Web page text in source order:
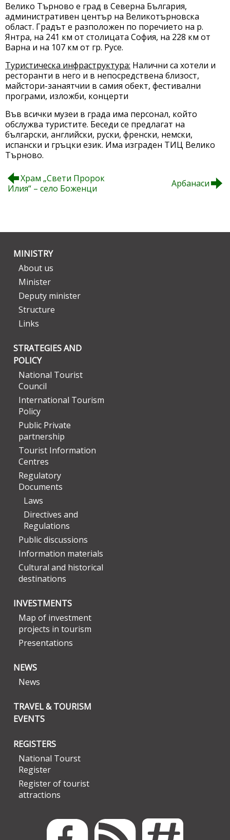
Велико Търново е град в Северна България,
административен център на Великотърновска
област. Градът е разположен по поречието на р.
Янтра, на 241 км от столицата София, на 228 км от
Варна и на 107 км от гр. Русе.
Туристическа инфраструктура: Налични са хотели и
ресторанти в него и в непосредствена близост,
майстори-занаятчии в самия обект, фестивални
програми, изложби, концерти
Във всички музеи в града има персонал, който
обслужва туристите. Беседи се предлагат на
български, английски, руски, френски, немски,
испански и гръцки език. Има изграден ТИЦ Велико
Търново.
Храм „Свети Пророк
Илия“ – село Боженци
Арбанаси
MINISTRY
About us
Minister
Deputy minister
Structure
Links
STRATEGIES AND
POLICY
National Tourist
Council
International Tourism
Policy
Public Private
partnership
Tourist Information
Centres
Regulatory
Documents
Laws
Directives and
Regulations
Public discussions
Information materials
Cultural and historical
destinations
INVESTMENTS
Map of investment
projects in tourism
Presentations
NEWS
News
TRAVEL & TOURISM
EVENTS
REGISTERS
National Tourst
Register
Register of tourist
attractions